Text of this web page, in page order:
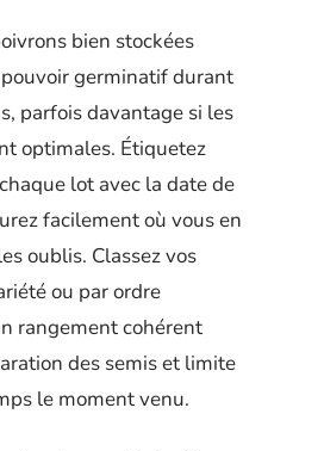
bien stockées
germinatif durant
parfois davantage si les
optimales. Étiquetez
lot avec la date de
facilement où vous en
oublis. Classez vos
ou par ordre
rangement cohérent
des semis et limite
le moment venu.